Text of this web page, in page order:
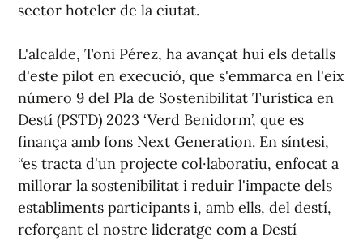
sector hoteler de la ciutat.
L'alcalde, Toni Pérez, ha avançat hui els detalls
d'este pilot en execució, que s'emmarca en l'eix
número 9 del Pla de Sostenibilitat Turística en
Destí (PSTD) 2023 ‘Verd Benidorm’, que es
finança amb fons Next Generation. En síntesi,
“es tracta d'un projecte col·laboratiu, enfocat a
millorar la sostenibilitat i reduir l'impacte dels
establiments participants i, amb ells, del destí,
reforçant el nostre lideratge com a Destí